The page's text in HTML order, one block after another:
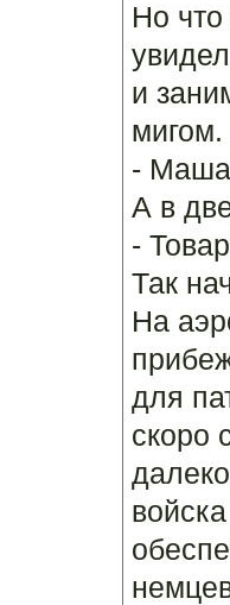
Но
и
мигом.
-
А в
-
Так
На
для
скоро